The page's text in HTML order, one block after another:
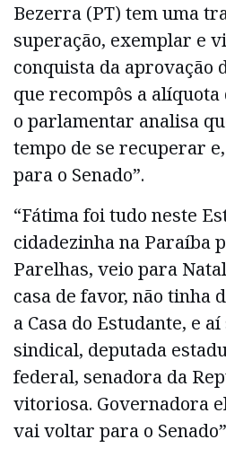
Bezerra (PT) tem uma
superação, exemplar e
conquista da aprovação
que recompôs a alíquota
o parlamentar analisa
tempo de se recuperar
para o Senado”.
“Fátima foi tudo neste
cidadezinha na Paraíba
Parelhas, veio para
casa de favor, não tinha
a Casa do Estudante, e
sindical, deputada
federal, senadora da
vitoriosa. Governadora
vai voltar para o